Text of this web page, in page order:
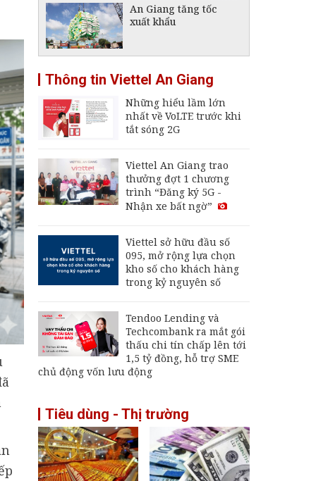
An Giang tăng tốc
xuất khẩu
đóng tàu, phát triển
công nghiệp hàng hải
quốc gia
Giá xăng, dầu hôm
nay 2/8: Giá dầu thế
tục đổi chiều
Giá xăng, dầu hôm
nay, 6/8: Biến động
trái chiều do kỳ vọng
Thu hút FDI chất
lượng cao: Đòn bẩy
cho mục tiêu tăng
trưởng hai con số
Giá vàng hôm nay 2/8:
Quay đầu giảm
Thông tin Viettel An Giang
Những hiểu lầm lớn
nhất về VoLTE trước khi
tắt sóng 2G
Viettel An Giang trao
thưởng đợt 1 chương
trình “Đăng ký 5G -
Nhận xe bất ngờ”
Viettel sở hữu đầu số
095, mở rộng lựa chọn
kho số cho khách hàng
trong kỷ nguyên số
Tendoo Lending và
Techcombank ra mắt gói
thấu chi tín chấp lên tới
1,5 tỷ đồng, hỗ trợ SME
chủ động vốn lưu động
Tiêu dùng - Thị trường